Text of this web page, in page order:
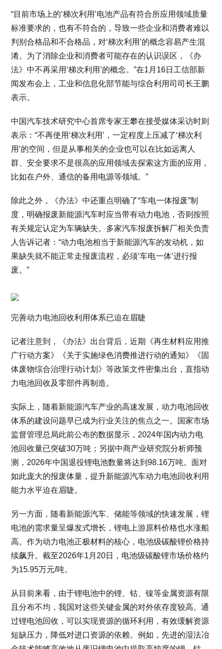
“目前市场上的‘梯次利用’电池产品有符合所应用领域质量
标准要求的，也有不符合的，导致一些企业和消费者难以
判别合格品和不合格品，对‘梯次利用’的概念容易产生混
淆。为了消除企业和消费者可能存在的认识误区，《办
法》中不再采用‘梯次利用’的概念。”在1月16日工信部新
闻发布会上，工业和信息化部节能与综合利用司司长王鹏
表示。
中国汽车技术研究中心首席专家王攀在接受媒体采访时则
表示：“不再使用‘梯次利用’，一定程度上压减了‘梯次利
用’的空间，但是从事相关的企业也可以在比如远离人
群、安全要求不是很高的应用领域去探索这方面的应用，
比如在户外、通信的备用电源等领域。”
除此之外，《办法》中还重点明确了“车电一体报废”制
度，明确报废新能源汽车时应当带有动力电池，否则按照
有关规定认定为车辆缺失。多家汽车报废拆解厂相关负责
人告诉记者：“动力电池相当于新能源汽车的发动机，如
果缺失就不能正常走报废流程，必须‘车电一体’进行报
废。”
完善动力电池回收利用体系已迫在眉睫
记者注意到，《办法》出台背后，近期《再生材料应用推
广行动方案》《关于实施绿色消费推进行动的通知》《固
体废物综合治理行动计划》等政策文件密集出台，直指动
力电池回收及零部件再制造。
实际上，随着新能源汽车产业的高速发展，动力电池回收
体系的建设问题早已成为行业关注的焦点之一。国家市场
监督管理总局此前公布的数据显示，2024年国内动力电
池回收量已突破30万吨；另据中商产业研究院分析师预
测，2026年中国退役锂电池数量将达到98.16万吨。面对
如此庞大的报废体量，提升新能源汽车动力电池回收利用
能力水平迫在眉睫。
另一方面，随着新能源汽车、储能等领域的快速发展，锂
电池的需求量呈爆发式增长，锂电上游原料价格也水涨船
高。作为动力电池正极材料的核心，电池级碳酸锂价格持
续飙升。截至2026年1月20日，电池级碳酸锂市场价格约
为15.95万元/吨。
从目前来看，由于锂电池中的锂、钴、镍等金属资源有限
且分布不均，我国对这些关键金属的对外依存度较高。通
过锂电池回收，可以实现资源的循环利用，有效缓解资源
短缺压力，降低对进口资源的依赖。例如，先进的湿法冶